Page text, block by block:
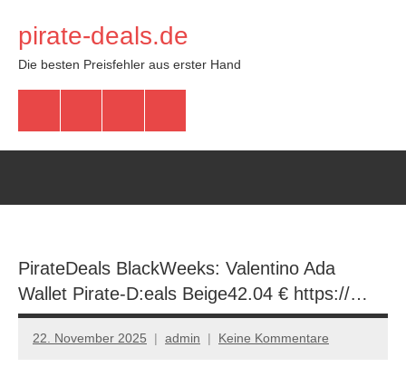
Inhalt
springen
pirate-deals.de
Die besten Preisfehler aus erster Hand
PirateDeals BlackWeeks: Valentino Ada
Wallet Pirate-D:eals Beige42.04 € https://…
22. November 2025 admin Keine Kommentare